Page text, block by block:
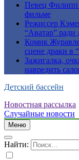
Певец Филипп
фильме
Режиссер
“Аватар” ради
Комик
сцене драки в
Зажигалка,
навредить
Детский бассейн
Новостная рассылка
Случайные новости
Меню
Найти: